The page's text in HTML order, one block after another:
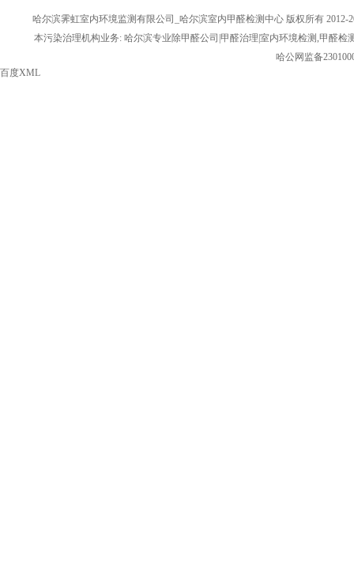
哈尔滨霁虹室内环境监测有限公司_哈尔滨室内甲醛检测中心 版权所有 2012-
本污染治理机构业务: 哈尔滨专业除甲醛公司|甲醛治理|室内环境检测,甲醛
哈公网监备
百度XML